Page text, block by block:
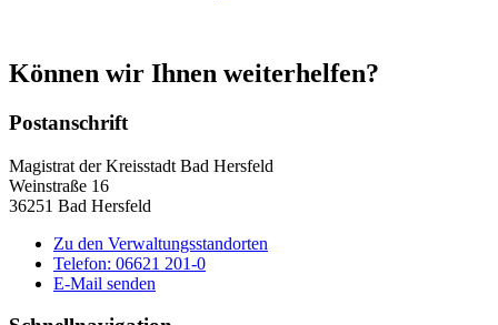
Können wir Ihnen weiterhelfen?
Postanschrift
Magistrat der Kreisstadt Bad Hersfeld
Weinstraße 16
36251 Bad Hersfeld
Zu den Verwaltungsstandorten
Telefon: 06621 201-0
E-Mail senden